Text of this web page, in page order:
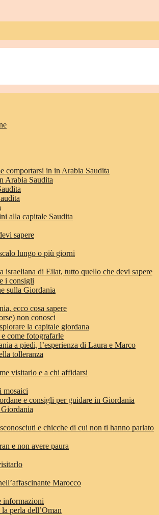
comportarsi in in Arabia Saudita
Arabia Saudita
alla capitale Saudita
sapere
lungo o più giorni
israeliana di Eilat, tutto quello che devi sapere
i consigli
sulla Giordania
ecco cosa sapere
non conosci
la capitale giordana
come fotografarle
a piedi, l’esperienza di Laura e Marco
tolleranza
visitarlo e a chi affidarsi
mosaici
e consigli per guidare in Giordania
e chicche di cui non ti hanno parlato
e non avere paura
Marocco
informazioni
perla dell’Oman